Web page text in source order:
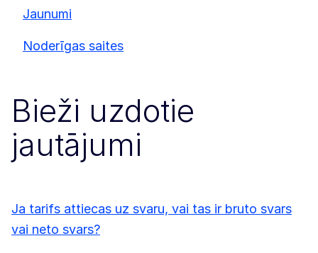
Jaunumi
Noderīgas saites
Bieži uzdotie
jautājumi
Ja tarifs attiecas uz svaru, vai tas ir bruto svars
vai neto svars?